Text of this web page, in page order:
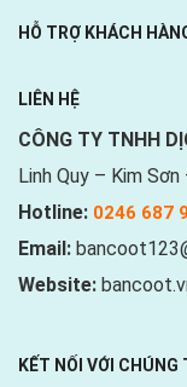
HỖ TRỢ KHÁCH
LIÊN HỆ
CÔNG TY TNHH
Linh Quy – Kim
Hotline: 0246 687
Email:
Website:
KẾT NỐI VỚI CHÚNG